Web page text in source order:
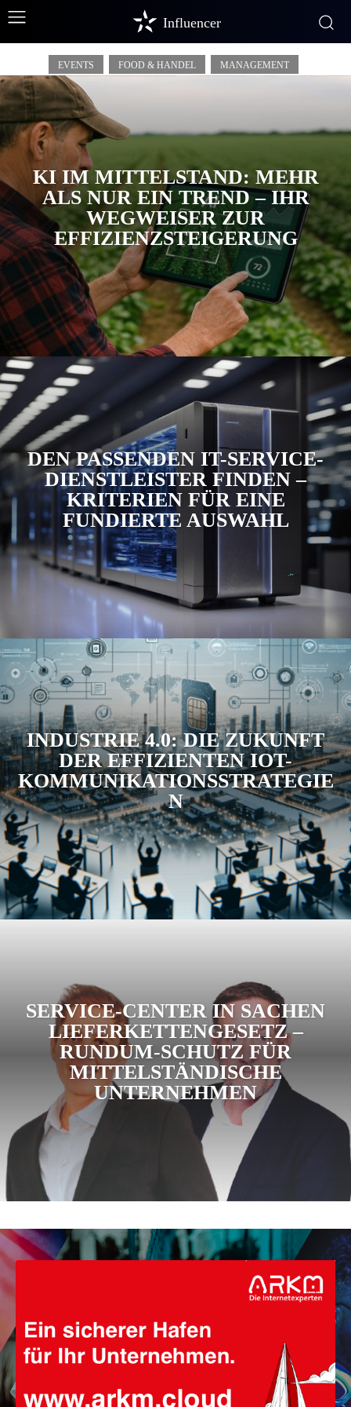
Influencer
Startseite Klein
EVENTS FOOD & HANDEL MANAGEMENT
KI IM MITTELSTAND: MEHR
ALS NUR EIN TREND – IHR
WEGWEISER ZUR
EFFIZIENZSTEIGERUNG
DEN PASSENDEN IT-SERVICE-
DIENSTLEISTER FINDEN –
KRITERIEN FÜR EINE
FUNDIERTE AUSWAHL
INDUSTRIE 4.0: DIE ZUKUNFT
DER EFFIZIENTEN IOT-
KOMMUNIKATIONSSTRATEGIE
N
SERVICE-CENTER IN SACHEN
LIEFERKETTENGESETZ –
RUNDUM-SCHUTZ FÜR
MITTELSTÄNDISCHE
UNTERNEHMEN